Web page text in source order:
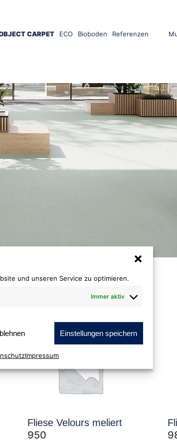
und unseren Service zu optimieren.
Immer aktiv
Einstellungen speichern
Impressum
CARPET ECO Bioboden Referenzen
Fliese Velours meliert
950